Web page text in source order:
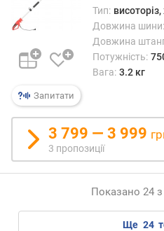
(
х
)
а
с
з
а
р
я
Запитати
Тип:
Довжина шини:
Довжина
Потужність:
Вага: 3.2 кг
3 799 — 3 999
3 пропозиції
Показано 24 з
ще 24